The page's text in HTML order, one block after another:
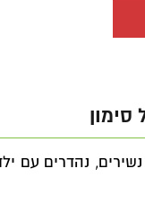
נהדרים עם